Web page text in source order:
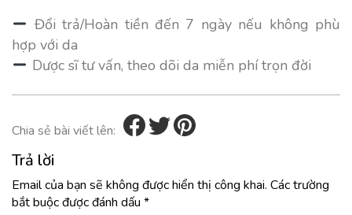
Đổi trả/Hoàn tiền đến 7 ngày nếu không phù
hợp với da
Dược sĩ tư vấn, theo dõi da miễn phí trọn đời
Chia sẻ bài viết lên:
Trả lời
Email của bạn sẽ không được hiển thị công khai. Các trường
bắt buộc được đánh dấu *